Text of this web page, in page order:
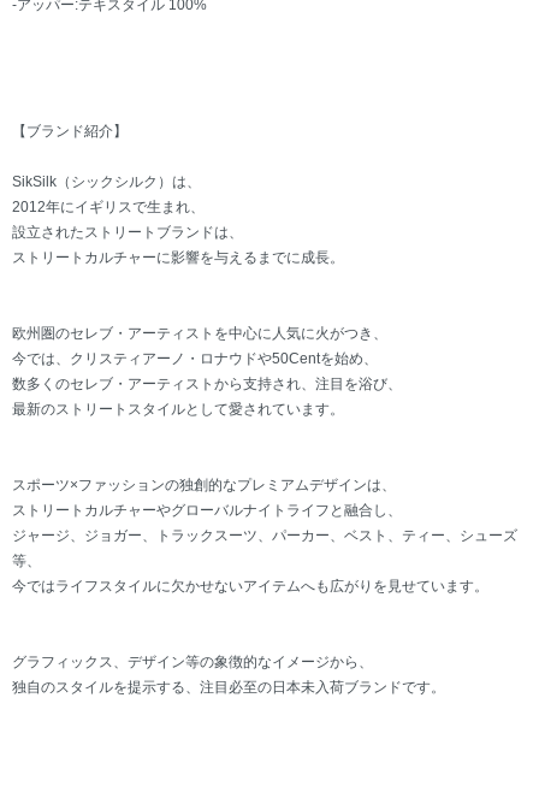
-アッパー:テキスタイル 100%
【ブランド紹介】
SikSilk（シックシルク）は、
2012年にイギリスで生まれ、
設立されたストリートブランドは、
ストリートカルチャーに影響を与えるまでに成長。
欧州圏のセレブ・アーティストを中心に人気に火がつき、
今では、クリスティアーノ・ロナウドや50Centを始め、
数多くのセレブ・アーティストから支持され、注目を浴び、
最新のストリートスタイルとして愛されています。
スポーツ×ファッションの独創的なプレミアムデザインは、
ストリートカルチャーやグローバルナイトライフと融合し、
ジャージ、ジョガー、トラックスーツ、パーカー、ベスト、ティー、シューズ
等、
今ではライフスタイルに欠かせないアイテムへも広がりを見せています。
グラフィックス、デザイン等の象徴的なイメージから、
独自のスタイルを提示する、注目必至の日本未入荷ブランドです。